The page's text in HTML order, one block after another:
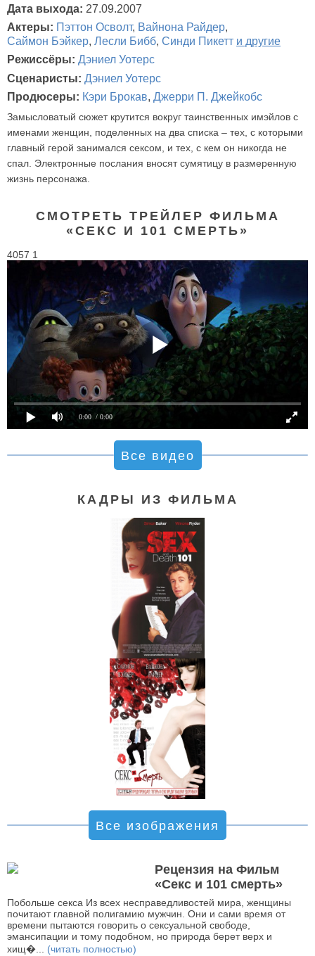
Дата выхода: 27.09.2007
Актеры: Пэттон Осволт, Вайнона Райдер,
Саймон Бэйкер, Лесли Бибб, Синди Пикетт и другие
Режиссёры: Дэниел Уотерс
Сценаристы: Дэниел Уотерс
Продюсеры: Кэри Брокав, Джерри П. Джейкобс
Замысловатый сюжет крутится вокруг таинственных имэйлов с
именами женщин, поделенных на два списка – тех, с которыми
главный герой занимался сексом, и тех, с кем он никогда не
спал. Электронные послания вносят сумятицу в размеренную
жизнь персонажа.
СМОТРЕТЬ ТРЕЙЛЕР ФИЛЬМА
«СЕКС И 101 СМЕРТЬ»
4057 1
0:00 / 0:00
Все видео
КАДРЫ ИЗ ФИЛЬМА
Все изображения
Рецензия на Фильм
«Секс и 101 смерть»
Побольше секса Из всех несправедливостей мира, женщины
почитают главной полигамию мужчин. Они и сами время от
времени пытаются говорить о сексуальной свободе,
эмансипации и тому подобном, но природа берет верх и
хищ�... (читать полностью)